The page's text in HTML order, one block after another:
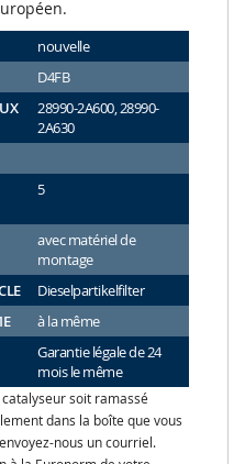
nouvelle
D4FB
28990-2A600, 28990-
2A630
5
avec matériel de
montage
Dieselpartikelfilter
à la même
Garantie légale de 24
mois le même
soit ramassé
dans la boîte que vous
nous un courriel.